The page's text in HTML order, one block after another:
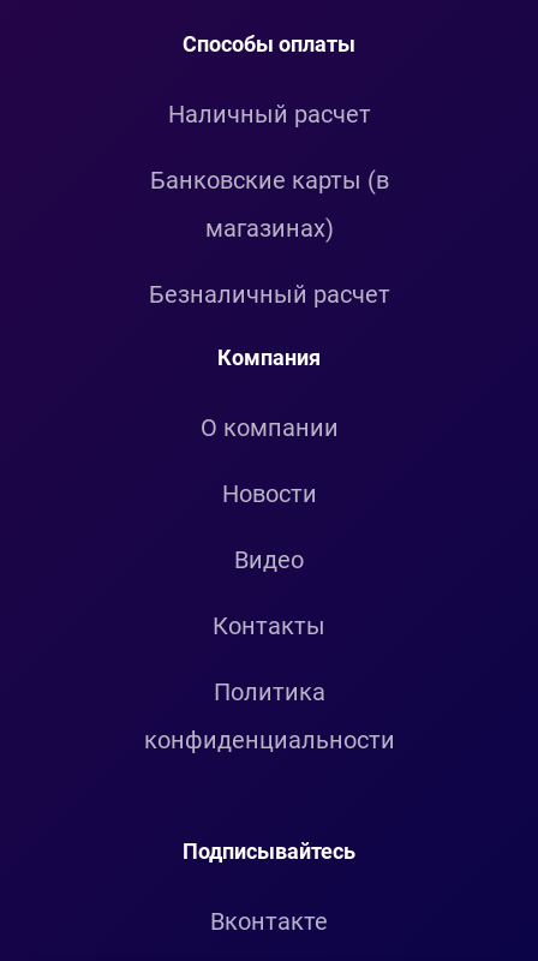
Способы оплаты
Наличный расчет
Банковские карты (в
магазинах)
Безналичный расчет
Компания
О компании
Новости
Видео
Контакты
Политика
конфиденциальности
Подписывайтесь
Вконтакте